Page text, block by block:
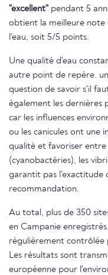
"excellent" pendant 5
obtient la meilleure note
l'eau, soit 5/5 points.
Une qualité d'eau
autre point de repère.
question de savoir s'il
également les dernières
car les influences
ou les canicules ont une
qualité et favoriser entre
(cyanobactéries), les
garantit pas l'exactitude
recommandation.
Au total, plus de 350
en Campanie
régulièrement contrôlée
Les résultats sont
européenne pour